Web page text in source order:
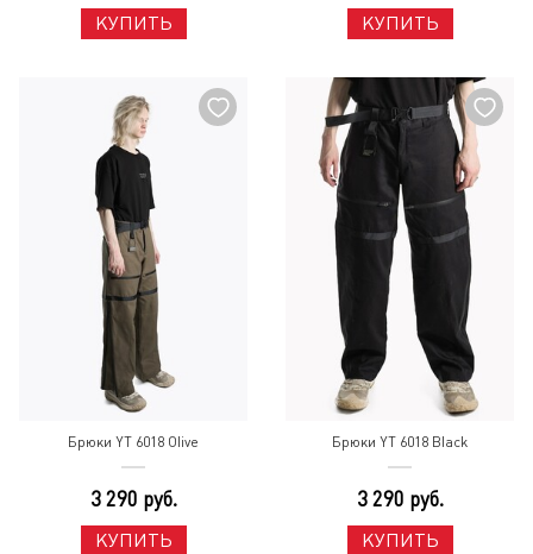
КУПИТЬ КУПИТЬ
Брюки YT 6018 Olive
3 290 руб.
КУПИТЬ
Брюки YT 6018 Black
3 290 руб.
КУПИТЬ